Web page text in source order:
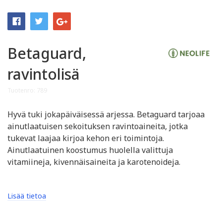
Betaguard,
ravintolisä
Hyvä tuki jokapäiväisessä arjessa. Betaguard tarjoaa
ainutlaatuisen sekoituksen ravintoaineita, jotka
tukevat laajaa kirjoa kehon eri toimintoja.
Ainutlaatuinen koostumus huolella valittuja
vitamiineja, kivennäisaineita ja karotenoideja.
Lisää tietoa